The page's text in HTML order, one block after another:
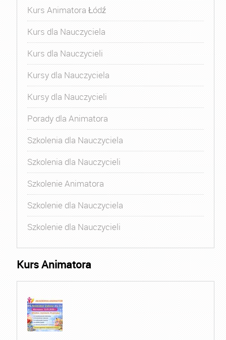
Kurs Animatora Łódź
Kurs dla Nauczyciela
Kurs dla Nauczycieli
Kursy dla Nauczyciela
Kursy dla Nauczycieli
Porady dla Animatora
Szkolenia dla Nauczyciela
Szkolenia dla Nauczycieli
Szkolenie Animatora
Szkolenie dla Nauczyciela
Szkolenie dla Nauczycieli
Kurs Animatora